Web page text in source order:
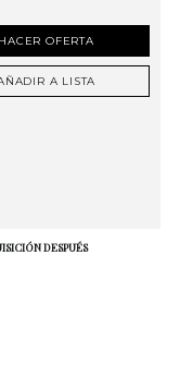
HACER OFERTA
A LISTA
DESPUÉS